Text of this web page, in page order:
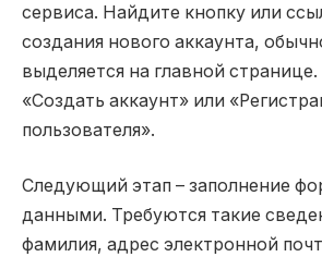
сервиса. Найдите кнопку или
создания нового аккаунта,
выделяется на главной
«Создать аккаунт» или
пользователя».
Следующий этап – заполнение
данными. Требуются такие
фамилия, адрес электронной